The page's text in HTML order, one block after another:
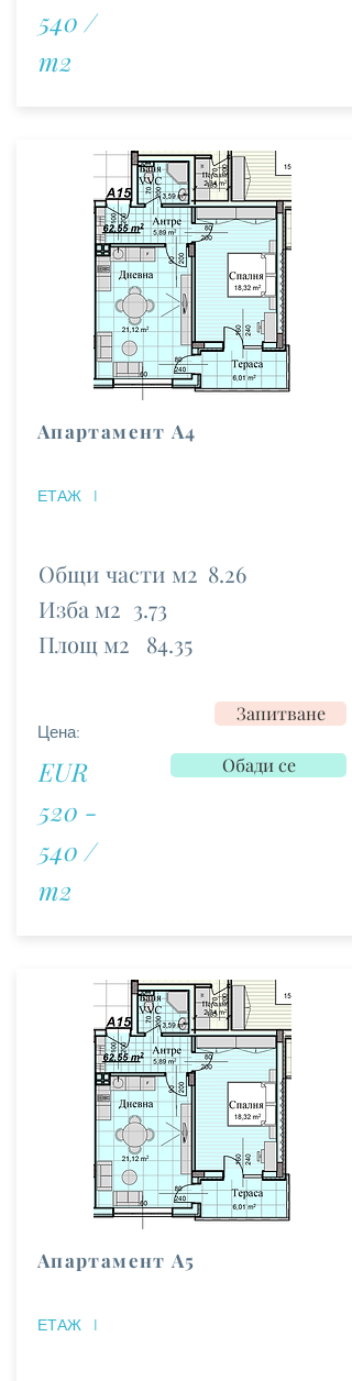
540 /
m2
Апартамент А4
I
ЕТАЖ
Общи части м2
Изба м2
Площ м2
8.26
3.73
84.35
Цена:
EUR
520 -
540 /
m2
Запитване
Обади се
Апартамент А5
I
ЕТАЖ